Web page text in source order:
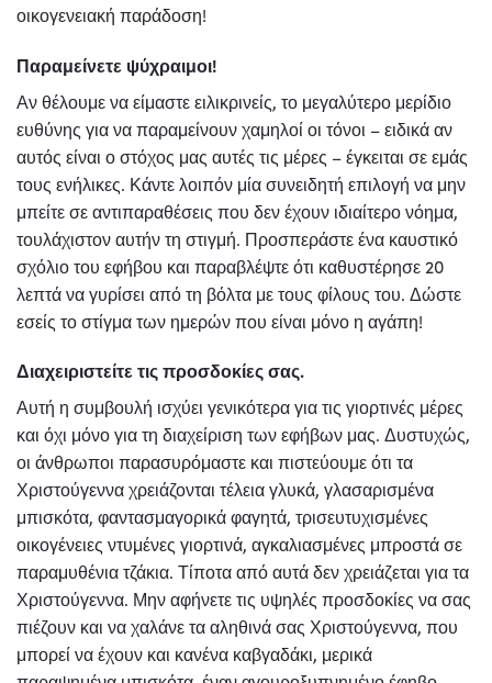
οικογενειακή παράδοση!
Παραμείνετε ψύχραιμοι!
Αν θέλουμε να είμαστε ειλικρινείς, το μεγαλύτερο μερίδιο
ευθύνης για να παραμείνουν χαμηλοί οι τόνοι – ειδικά αν
αυτός είναι ο στόχος μας αυτές τις μέρες – έγκειται σε εμάς
τους ενήλικες. Κάντε λοιπόν μία συνειδητή επιλογή να μην
μπείτε σε αντιπαραθέσεις που δεν έχουν ιδιαίτερο νόημα,
τουλάχιστον αυτήν τη στιγμή. Προσπεράστε ένα καυστικό
σχόλιο του εφήβου και παραβλέψτε ότι καθυστέρησε 20
λεπτά να γυρίσει από τη βόλτα με τους φίλους του. Δώστε
εσείς το στίγμα των ημερών που είναι μόνο η αγάπη!
Διαχειριστείτε τις προσδοκίες σας.
Αυτή η συμβουλή ισχύει γενικότερα για τις γιορτινές μέρες
και όχι μόνο για τη διαχείριση των εφήβων μας. Δυστυχώς,
οι άνθρωποι παρασυρόμαστε και πιστεύουμε ότι τα
Χριστούγεννα χρειάζονται τέλεια γλυκά, γλασαρισμένα
μπισκότα, φαντασμαγορικά φαγητά, τρισευτυχισμένες
οικογένειες ντυμένες γιορτινά, αγκαλιασμένες μπροστά σε
παραμυθένια τζάκια. Τίποτα από αυτά δεν χρειάζεται για τα
Χριστούγεννα. Μην αφήνετε τις υψηλές προσδοκίες να σας
πιέζουν και να χαλάνε τα αληθινά σας Χριστούγεννα, που
μπορεί να έχουν και κανένα καβγαδάκι, μερικά